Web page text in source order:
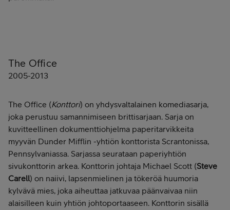
The Office
2005-2013
The Office (Konttori) on yhdysvaltalainen komediasarja,
joka perustuu samannimiseen brittisarjaan. Sarja on
kuvitteellinen dokumenttiohjelma paperitarvikkeita
myyvän Dunder Mifflin -yhtiön konttorista Scrantonissa,
Pennsylvaniassa. Sarjassa seurataan paperiyhtiön
sivukonttorin arkea. Konttorin johtaja Michael Scott (Steve
Carell) on naiivi, lapsenmielinen ja tökeröä huumoria
kylvävä mies, joka aiheuttaa jatkuvaa päänvaivaa niin
alaisilleen kuin yhtiön johtoportaaseen. Konttorin sisällä